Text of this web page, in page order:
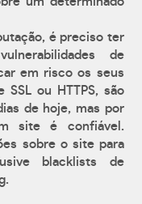
é preciso ter
de
em risco os seus
SSL ou HTTPS, são
de hoje, mas por
site é confiável.
sobre o site para
blacklists de